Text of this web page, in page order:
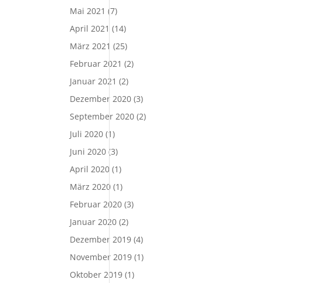
Mai 2021 (7)
April 2021 (14)
März 2021 (25)
Februar 2021 (2)
Januar 2021 (2)
Dezember 2020 (3)
September 2020 (2)
Juli 2020 (1)
Juni 2020 (3)
April 2020 (1)
März 2020 (1)
Februar 2020 (3)
Januar 2020 (2)
Dezember 2019 (4)
November 2019 (1)
Oktober 2019 (1)